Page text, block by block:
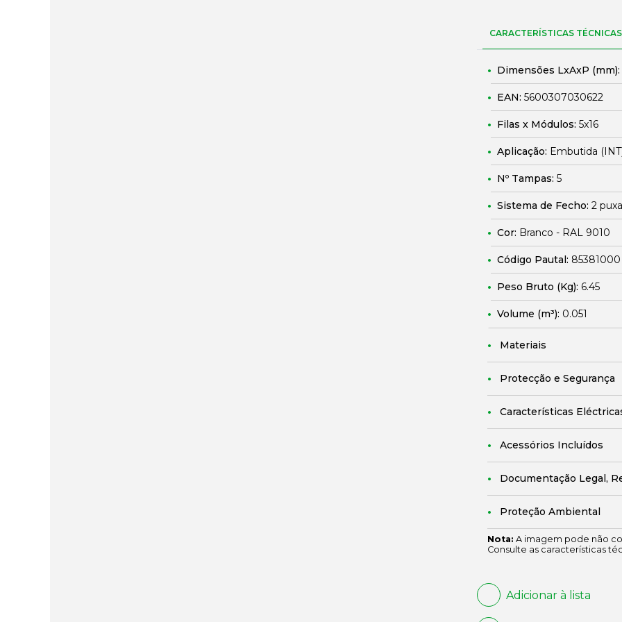
CARACTERÍSTICAS TÉCNICAS
Dimensões LxAxP (mm):
EAN: 5600307030622
Filas x Módulos: 5x16
Aplicação: Embutida
Nº Tampas: 5
Sistema de Fecho: 2
Cor: Branco - RAL 9010
Código Pautal: 85381000
Peso Bruto (Kg): 6.45
Volume (m³): 0.051
Materiais
Protecção e Segurança
Características
Acessórios Incluídos
Documentação Legal,
Proteção Ambiental
Nota: A imagem pode não
Consulte as características
Adicionar à lista